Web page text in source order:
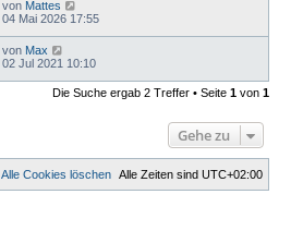
von Mattes
04 Mai 2026 17:55
von Max
02 Jul 2021 10:10
Die Suche ergab 2 Treffer • Seite 1 von 1
Gehe zu
Alle Zeiten sind UTC+02:00
Alle Cookies löschen